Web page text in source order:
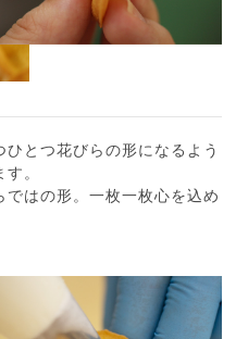
とつ花びらの形になるよう
。
はの形。一枚一枚心を込め